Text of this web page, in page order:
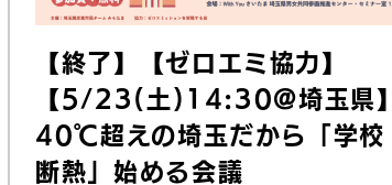
【終了】【ゼロエミ協力】
【5/23(土)14:30@埼玉県】
40℃超えの埼玉だから「学校
断熱」始める会議